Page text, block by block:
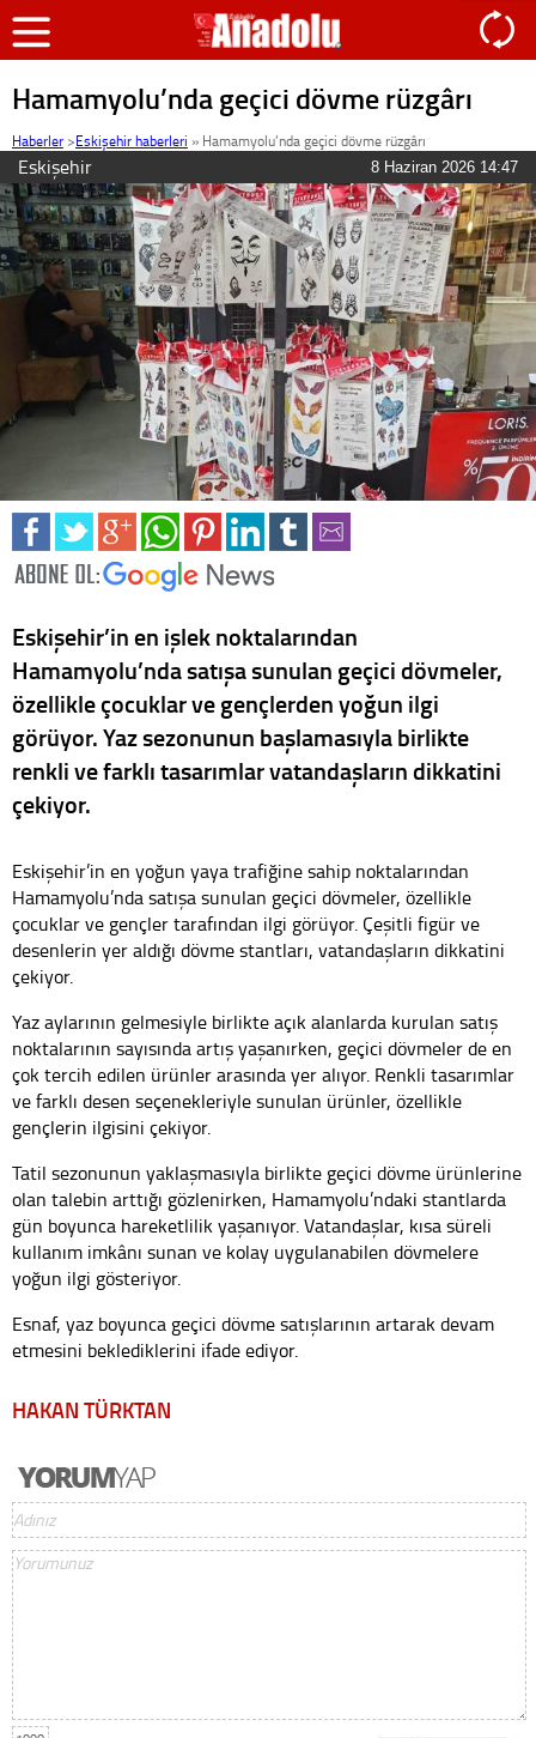
Hamamyolu’nda geçici dövme rüzgârı
Haberler >Eskişehir haberleri » Hamamyolu’nda geçici dövme rüzgârı
Eskişehir 8 Haziran 2026 14:47
Eskişehir’in en işlek noktalarından
Hamamyolu’nda satışa sunulan geçici dövmeler,
özellikle çocuklar ve gençlerden yoğun ilgi
görüyor. Yaz sezonunun başlamasıyla birlikte
renkli ve farklı tasarımlar vatandaşların dikkatini
çekiyor.
Eskişehir’in en yoğun yaya trafiğine sahip noktalarından
Hamamyolu’nda satışa sunulan geçici dövmeler, özellikle
çocuklar ve gençler tarafından ilgi görüyor. Çeşitli figür ve
desenlerin yer aldığı dövme stantları, vatandaşların dikkatini
çekiyor.
Yaz aylarının gelmesiyle birlikte açık alanlarda kurulan satış
noktalarının sayısında artış yaşanırken, geçici dövmeler de en
çok tercih edilen ürünler arasında yer alıyor. Renkli tasarımlar
ve farklı desen seçenekleriyle sunulan ürünler, özellikle
gençlerin ilgisini çekiyor.
Tatil sezonunun yaklaşmasıyla birlikte geçici dövme ürünlerine
olan talebin arttığı gözlenirken, Hamamyolu’ndaki stantlarda
gün boyunca hareketlilik yaşanıyor. Vatandaşlar, kısa süreli
kullanım imkânı sunan ve kolay uygulanabilen dövmelere
yoğun ilgi gösteriyor.
Esnaf, yaz boyunca geçici dövme satışlarının artarak devam
etmesini beklediklerini ifade ediyor.
HAKAN TÜRKTAN